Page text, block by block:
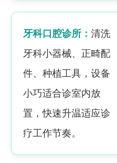
牙科口腔诊所： 清洗
牙科小器械、正畸配
件、种植工具，设备
小巧适合诊室内放
置，快速升温适应诊
疗工作节奏。